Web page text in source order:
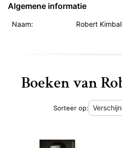
Algemene informatie
Naam: Robert
Boeken van
Sorteer op: